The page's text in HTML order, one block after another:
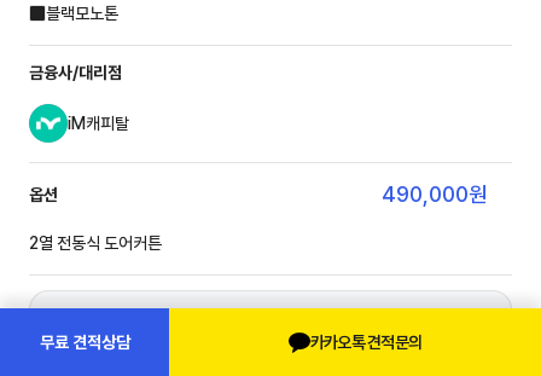
블랙모노톤
금융사/대리점
iM캐피탈
옵션 490,000원
2열 전동식 도어커튼
이용기간
카카오톡 견적문의
무료 견적상담